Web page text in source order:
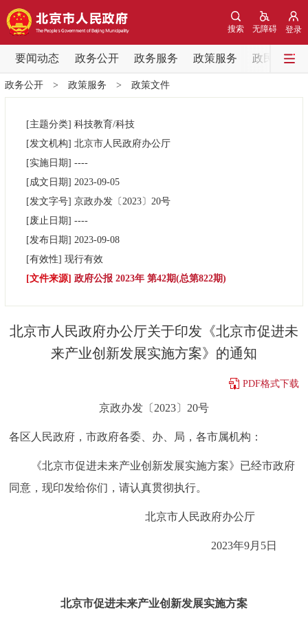
登录
无障碍
搜索
要闻动态 政务公开 政务服务 政策服务 政民互动
要闻动态
党中央精神 国务院信息
北京要闻
政务公开
市领导
政策兑现 政策解读
决策公开 专题公开
政务服务
便民服务 利企服务 投资项目
我要建议
政务公开> 政策服务 > 政策文件
[主题分类] 科技教育/科技
[发文机构] 北京市人民政府办公厅
[实施日期] ----
[成文日期] 2023-09-05
[发文字号] 京政办发〔2023〕 20号
[废止日期] ----
[发布日期] 2023-09-08
[有效性] 现行有效
[文件来源] 政府公报 2023年 第42期(总第822期)
​北京市人民政府办公厅关于印发《北京市促进未
来产业创新发展实施方案》的通知
PDF格式下载
京政办发〔2023〕20号
各区人民政府，市政府各委、办、局，各市属机构：
《北京市促进未来产业创新发展实施方案》已经市政府
同意，现印发给你们，请认真贯彻执行。
北京市人民政府办公厅
2023年9月5日
北京市促进未来产业创新发展实施方案